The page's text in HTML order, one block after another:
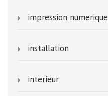
impression numerique
installation
interieur